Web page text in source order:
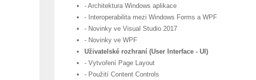
- Architektura Windows aplikace
- Interoperabilita mezi Windows Forms a WPF
- Novinky ve Visual Studio 2017
- Novinky ve WPF
Uživatelské rozhraní (User Interface - UI)
- Vytvoření Page Layout
- Použití Content Controls